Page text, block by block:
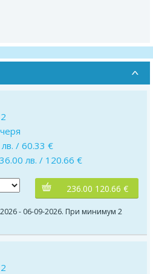
2
/ 60.33 €
лв. / 120.66 €
236.00 120.66 €
- 06-09-2026. При минимум 2
2